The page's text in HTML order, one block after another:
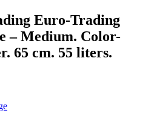
Euro-Trading
– Medium. Color-
65 cm. 55 liters.